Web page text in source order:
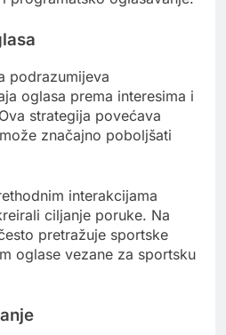
podrazumijeva
oglasa prema interesima i
strategija povećava
značajno poboljšati
interakcijama
ciljanje poruke. Na
pretražuje sportske
oglase vezane za sportsku